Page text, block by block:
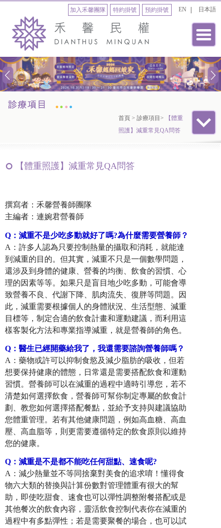
日本語
EN
加入禾馨團隊 預約掛號
特約掛號
首頁 > 診療項目 > 【體重
照護】減重常見QA問答
【體重照護】減重常見QA問答
撰寫者：禾馨營養師團隊
主編者：連婉君營養師
Q ： 減重不是少吃多動就好了嗎?為什麼需要營養師？
A：許多人認為只要控制熱量的攝取和消耗，就能達
到減重的目的。但其實，減重不只是一個數學問題，
還涉及到身體的健康、營養的均衡、飲食的習慣、心
理的因素等等。如果只是盲目地少吃多動，可能會導
致營養不良、代謝下降、肌肉流失、復胖等問題。因
此，減重需要根據個人的身體狀況、生活型態、減重
目標等，制定合適的飲食計畫和運動建議，而利用這
樣客製化方法和專業指導減重，就是營養師的角色。
Q ： 醫生已經開藥給我了，我還需要諮詢營養師嗎？
A：藥物或許可以抑制食慾及減少脂肪的吸收，但若
想要保持健康的體態，日常還是需要搭配飲食和運動
習慣。營養師可以在減重的過程中適時引導您，若不
清楚如何選擇飲食，營養師可幫你制定專屬的飲食計
劃、教您如何選擇搭配餐點，並給予支持與建議協助
您體重管理。若有其他健康問題，例如高血糖、高血
壓、高血脂等，則更需要遵循特定的飲食原則以維持
您的健康。
Q ： 減重是不是都不能吃任何甜點、速食呢?
A：減少熱量並不等同捨棄對美食的追求唷！懂得食
物六大類的替換與計算份數對管理體重有很大的幫
助，即使吃甜食、速食也可以彈性調整附餐搭配或是
其他餐次的飲食內容，靈活飲食控制代表你在減重的
過程中有多點彈性；若是需要聚餐的場合，也可以試